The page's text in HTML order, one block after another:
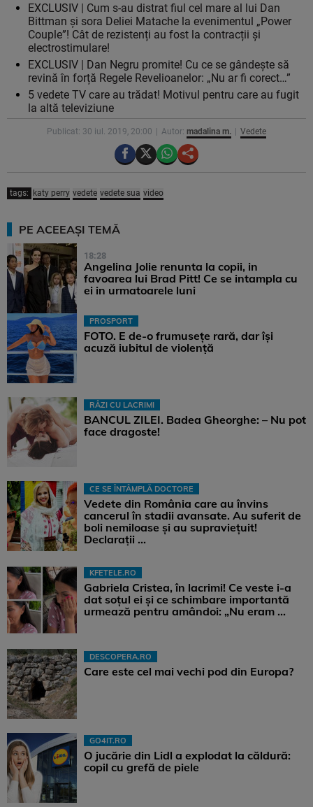
EXCLUSIV | Cum s-au distrat fiul cel mare al lui Dan
Bittman și sora Deliei Matache la evenimentul „Power
Couple”! Cât de rezistenți au fost la contracții și
electrostimulare!
EXCLUSIV | Dan Negru promite! Cu ce se gândește să
revină în forță Regele Revelioanelor: „Nu ar fi corect…”
5 vedete TV care au trădat! Motivul pentru care au fugit
la altă televiziune
Publicat: 30 iul. 2019, 20:00 Autor: madalina m. Vedete
tags: katy perry vedete vedete sua video
PE ACEEAȘI TEMĂ
18:28
Angelina Jolie renunta la copii, in
favoarea lui Brad Pitt! Ce se intampla cu
ei in urmatoarele luni
PROSPORT
FOTO. E de-o frumusețe rară, dar își
acuză iubitul de violență
RÂZI CU LACRIMI
BANCUL ZILEI. Badea Gheorghe: – Nu pot
face dragoste!
CE SE ÎNTÂMPLĂ DOCTORE
Vedete din România care au învins
cancerul în stadii avansate. Au suferit de
boli nemiloase şi au supravieţuit!
Declarații ...
KFETELE.RO
Gabriela Cristea, în lacrimi! Ce veste i-a
dat soțul ei și ce schimbare importantă
urmează pentru amândoi: „Nu eram ...
DESCOPERA.RO
Care este cel mai vechi pod din Europa?
GO4IT.RO
O jucărie din Lidl a explodat la căldură:
copil cu grefă de piele